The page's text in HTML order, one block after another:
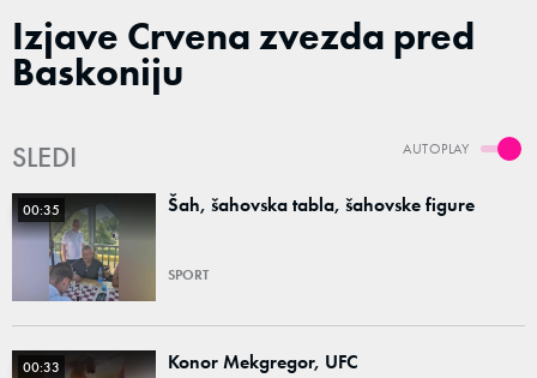
Izjave Crvena zvezda pred
Baskoniju
AUTOPLAY
SLEDI
00:35 Šah, šahovska tabla, šahovske figure
SPORT
00:33 Konor Mekgregor, UFC